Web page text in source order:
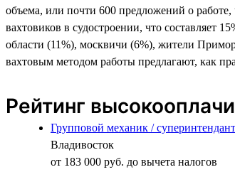
объема, или почти 600 предложений о
вахтовиков в судостроении, что составляет
области (11%), москвичи (6%), жители
вахтовым методом работы предлагают, как
Рейтинг
Групповой механик /
Владивосток
от 183 000 руб. до вычета налогов